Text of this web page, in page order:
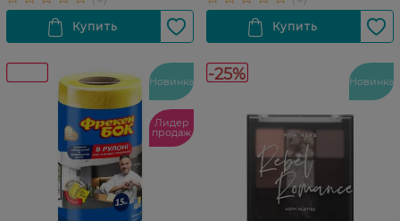
Новинка
Лидер
продаж
-25% Новинка